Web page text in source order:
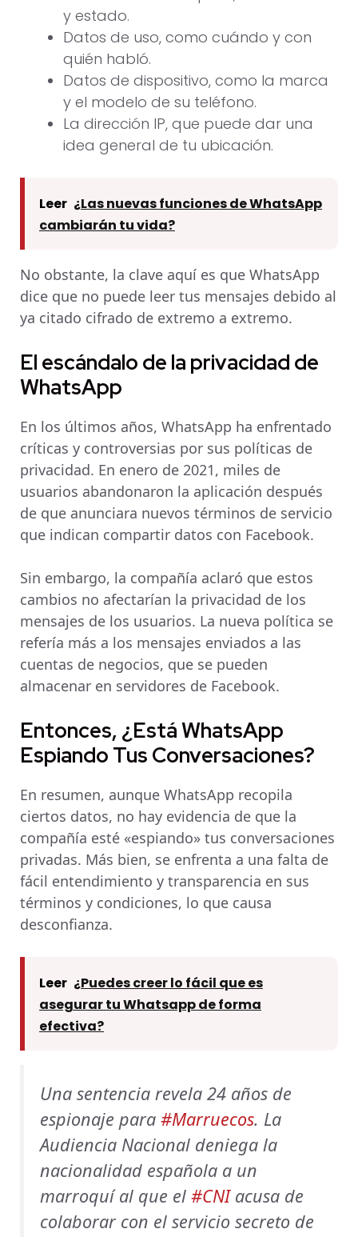
y estado.
Datos de uso, como cuándo y con
quién habló.
Datos de dispositivo, como la marca
y el modelo de su teléfono.
La dirección IP, que puede dar una
idea general de tu ubicación.
Leer ¿Las nuevas funciones de WhatsApp
cambiarán tu vida?
No obstante, la clave aquí es que WhatsApp
dice que no puede leer tus mensajes debido al
ya citado cifrado de extremo a extremo.
El escándalo de la privacidad de
WhatsApp
En los últimos años, WhatsApp ha enfrentado
críticas y controversias por sus políticas de
privacidad. En enero de 2021, miles de
usuarios abandonaron la aplicación después
de que anunciara nuevos términos de servicio
que indican compartir datos con Facebook.
Sin embargo, la compañía aclaró que estos
cambios no afectarían la privacidad de los
mensajes de los usuarios. La nueva política se
refería más a los mensajes enviados a las
cuentas de negocios, que se pueden
almacenar en servidores de Facebook.
Entonces, ¿Está WhatsApp
Espiando Tus Conversaciones?
En resumen, aunque WhatsApp recopila
ciertos datos, no hay evidencia de que la
compañía esté «espiando» tus conversaciones
privadas. Más bien, se enfrenta a una falta de
fácil entendimiento y transparencia en sus
términos y condiciones, lo que causa
desconfianza.
Leer ¿Puedes creer lo fácil que es
asegurar tu Whatsapp de forma
efectiva?
Una sentencia revela 24 años de
espionaje para #Marruecos. La
Audiencia Nacional deniega la
nacionalidad española a un
marroquí al que el #CNIacusa de
colaborar con el servicio secreto de